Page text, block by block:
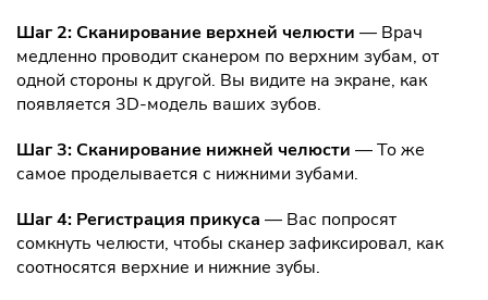
Шаг 2: Сканирование верхней челюсти — Врач
медленно проводит сканером по верхним зубам, от
одной стороны к другой. Вы видите на экране, как
появляется 3D-модель ваших зубов.
Шаг 3: Сканирование нижней челюсти — То же
самое проделывается с нижними зубами.
Шаг 4: Регистрация прикуса — Вас попросят
сомкнуть челюсти, чтобы сканер зафиксировал, как
соотносятся верхние и нижние зубы.